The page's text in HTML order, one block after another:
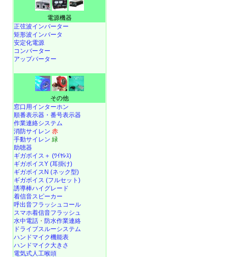
電源機器
正弦波インバーター
矩形波インバータ
安定化電源
コンバーター
アップバーター
その他
窓口用インターホン
順番表示器・番号表示器
作業連絡システム
消防サイレン 赤
手動サイレン 緑
助聴器
ギガボイス＋ (ﾜｲﾔﾚｽ)
ギガボイスY (耳掛け)
ギガボイスN (ネック型)
ギガボイス (フルセット)
誘導棒ハイグレード
着信音スピーカー
呼出音フラッシュコール
スマホ着信音フラッシュ
水中電話 ・ 防水作業連絡
ドライブスルーシステム
ハンドマイク機能表
ハンドマイク大きさ
電気式人工喉頭